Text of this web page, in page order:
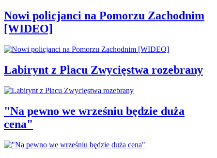
Nowi policjanci na Pomorzu Zachodnim
[WIDEO]
Labirynt z Placu Zwycięstwa rozebrany
"Na pewno we wrześniu będzie duża
cena"